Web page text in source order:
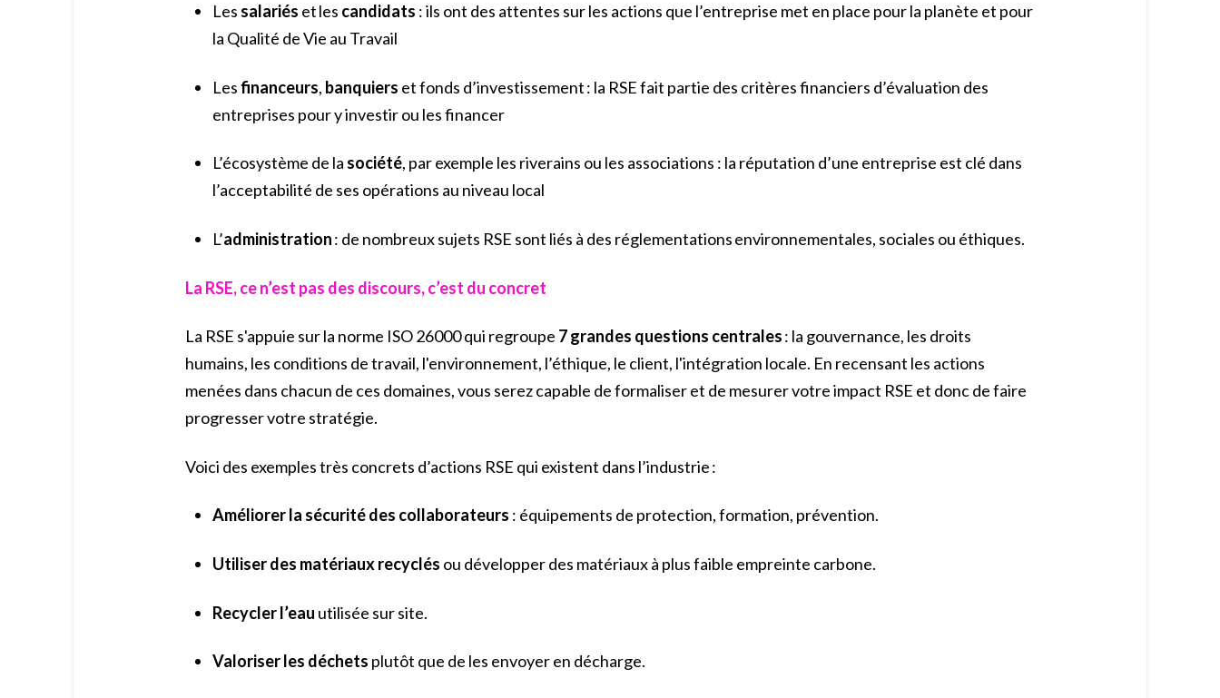
Les salariés et les candidats : ils ont des attentes sur les actions que l’entreprise met en place pour la planète et pour
la Qualité de Vie au Travail
Lesfinanceurs, banquiers et fonds d’investissement : la RSE fait partie des critères financiers d’évaluation des
entreprises pour y investir ou les financer
L’écosystème de la société, par exemple les riverains ou les associations : la réputation d’une entreprise est clé dans
l’acceptabilité de ses opérations au niveau local
L’administration: de nombreux sujets RSE sont liés à des réglementations environnementales, sociales ou éthiques.
La RSE, ce n’est pas des discours, c’est du concret
La RSE s'appuie sur la norme ISO 26000 qui regroupe 7 grandes questions centrales: la gouvernance, les droits
humains, les conditions de travail, l'environnement, l’éthique, le client, l'intégration locale. En recensant les actions
menées dans chacun de ces domaines, vous serez capable de formaliser et de mesurer votre impact RSE et donc de faire
progresser votre stratégie.
Voici des exemples très concrets d’actions RSE qui existent dans l’industrie :
Améliorer la sécurité des collaborateurs : équipements de protection, formation, prévention.
Utiliser des matériaux recyclés ou développer des matériaux à plus faible empreinte carbone.
Recycler l’eau utilisée sur site.
Valoriser les déchets plutôt que de les envoyer en décharge.